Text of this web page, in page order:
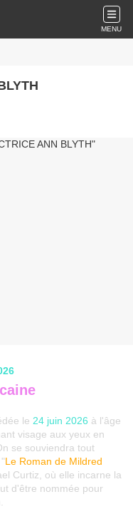
MENU
le 24 juin 2026 à l'âge
visage aux yeux en
se souviendra tout
Le Roman de Mildred
Curtiz, où elle incarne la
d'être nommée pour